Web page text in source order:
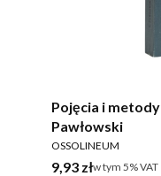
Pojęcia i
Pawłowski
PRODUCENT
OSSOLINEUM
Cena brutto
9,93 złw tym %s VAT
w tym 5%VAT